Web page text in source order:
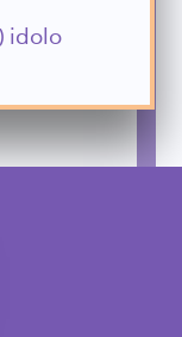
idolo